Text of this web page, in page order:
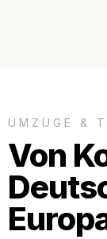
UMZÜGE &
Von